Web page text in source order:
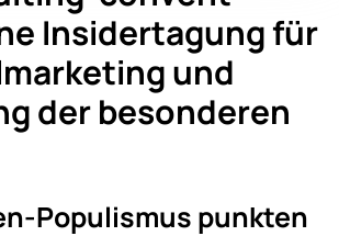
Insidertagung für
und
der besonderen
Populismus punkten